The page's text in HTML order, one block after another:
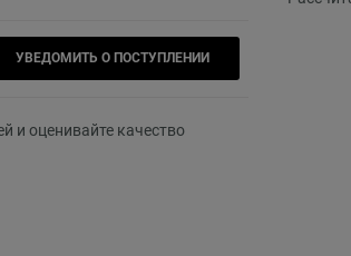
УВЕДОМИТЬ О ПОСТУПЛЕНИИ